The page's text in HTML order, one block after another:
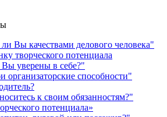
Вы качествами делового человека"
творческого потенциала
Вы уверены в себе?"
организаторские способности"
к своим обязанностям?"
потенциала»